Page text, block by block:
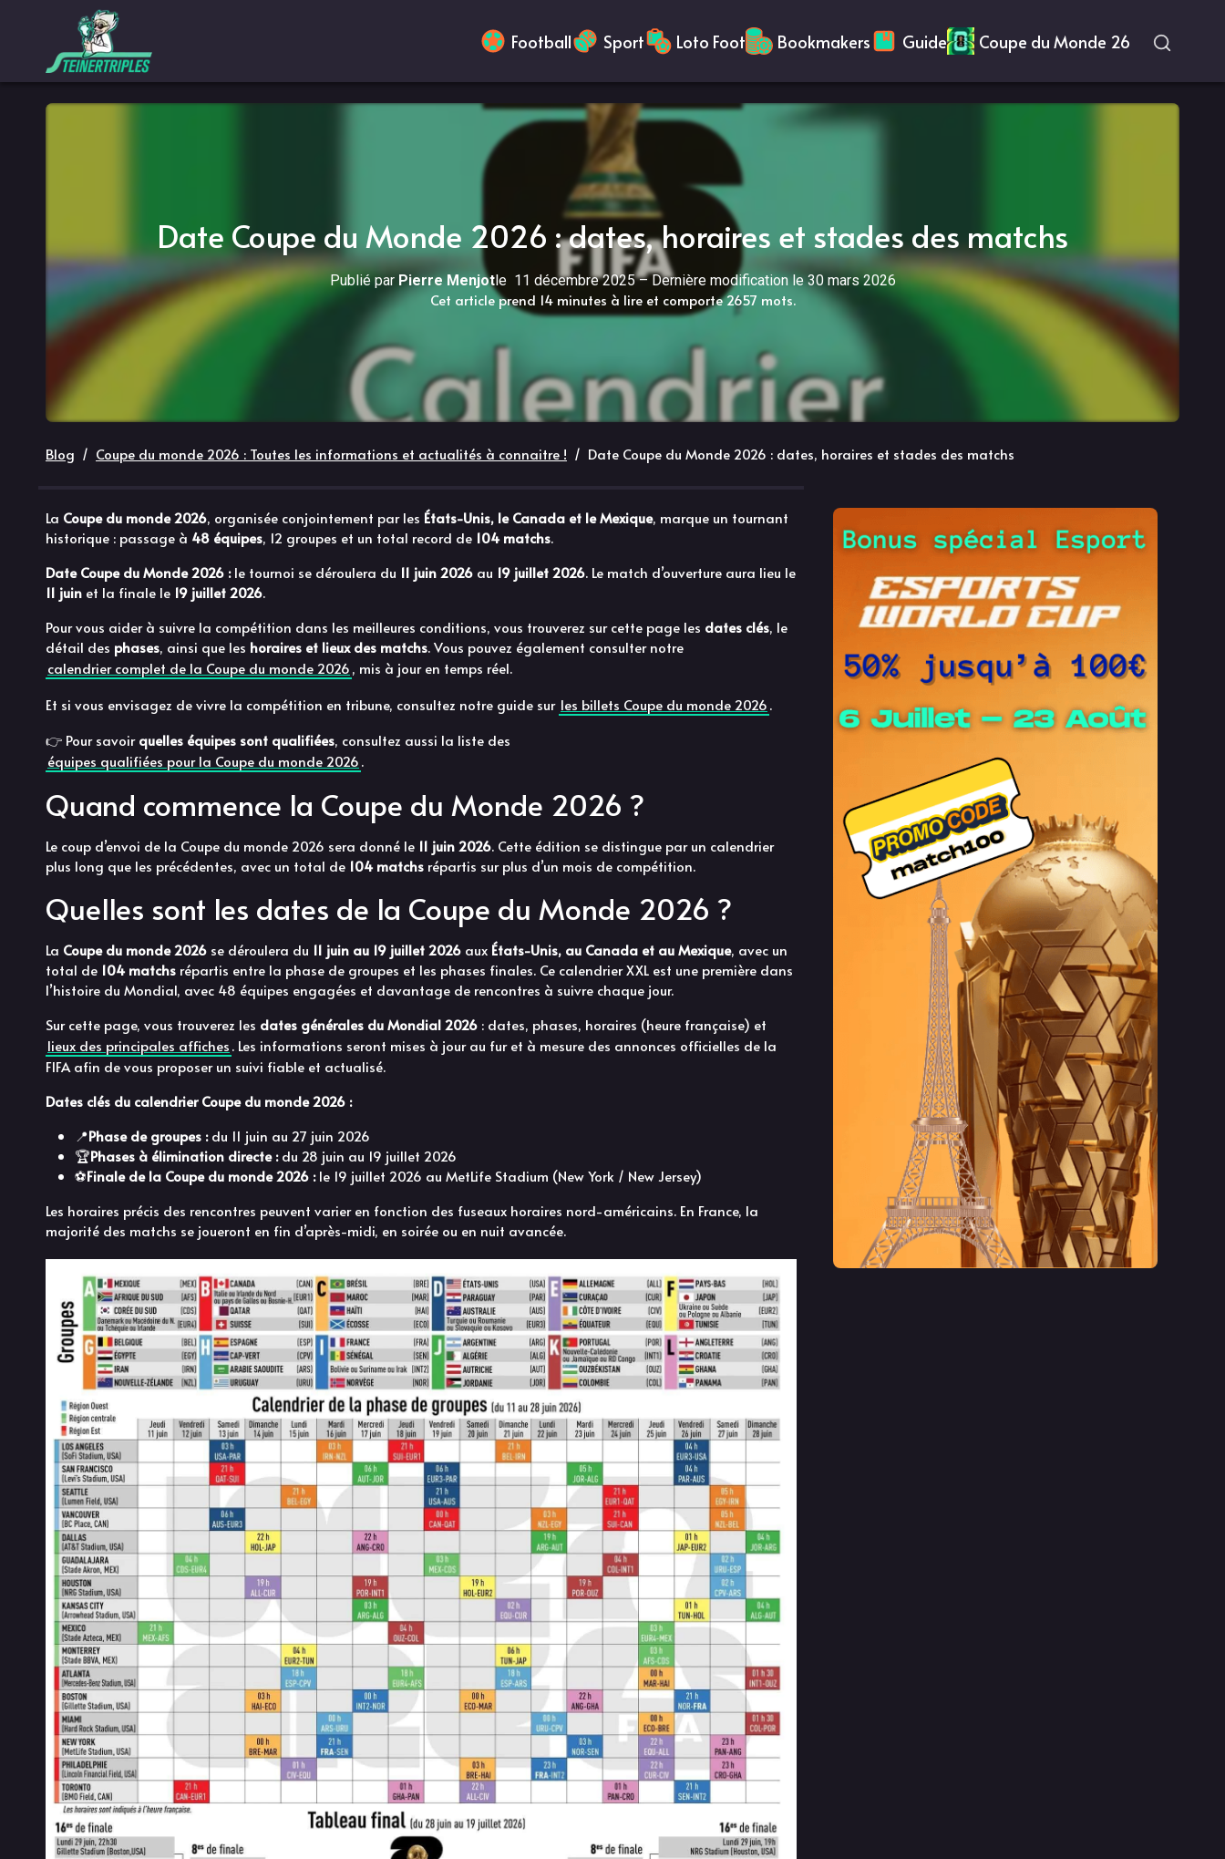
Football Sport Loto Foot Bookmakers Guide Coupe du Monde 26
Date Coupe du Monde 2026 : dates, horaires et stades des matchs
Publié par Pierre Menjotle 11 décembre 2025 –Dernière modification le 30 mars 2026
Cet article prend 14 minutes à lire et comporte 2657 mots.
Blog Coupe du monde 2026 : Toutes les informations et actualités à connaitre ! Date Coupe du Monde 2026 : dates, horaires et stades des matchs
La Coupe du monde 2026, organisée conjointement par les États-Unis, le Canada et le Mexique, marque un tournant
historique : passage à 48 équipes, 12 groupes et un total record de 104 matchs.
Date Coupe du Monde 2026 :le tournoi se déroulera du 11 juin 2026 au 19 juillet 2026. Le match d’ouverture aura lieu le
11 juin et la finale le 19 juillet 2026.
Pour vous aider à suivre la compétition dans les meilleures conditions, vous trouverez sur cette page les dates clés, le
détail des phases, ainsi que les horaires et lieux des matchs. Vous pouvez également consulter notre
calendrier complet de la Coupe du monde 2026, mis à jour en temps réel.
Et si vous envisagez de vivre la compétition en tribune, consultez notre guide sur les billets Coupe du monde 2026.
👉 Pour savoirquelles équipes sont qualifiées, consultez aussi la liste des
équipes qualifiées pour la Coupe du monde 2026.
Quand commence la Coupe du Monde 2026 ?
Le coup d’envoi de la Coupe du monde 2026 sera donné le 11 juin 2026. Cette édition se distingue par un calendrier
plus long que les précédentes, avec un total de 104 matchs répartis sur plus d’un mois de compétition.
Quelles sont les dates de la Coupe du Monde 2026 ?
La Coupe du monde 2026 se déroulera du 11 juin au 19 juillet 2026 aux États-Unis, au Canada et au Mexique, avec un
total de 104 matchs répartis entre la phase de groupes et les phases finales. Ce calendrier XXL est une première dans
l’histoire du Mondial, avec 48 équipes engagées et davantage de rencontres à suivre chaque jour.
Sur cette page, vous trouverez les dates générales du Mondial 2026 : dates, phases, horaires (heure française) et
lieux des principales affiches. Les informations seront mises à jour au fur et à mesure des annonces officielles de la
FIFA afin de vous proposer un suivi fiable et actualisé.
Dates clés du calendrier Coupe du monde 2026 :
📍Phase de groupes :du 11 juin au 27 juin 2026
🏆Phases à élimination directe :du 28 juin au 19 juillet 2026
⚽️Finale de la Coupe du monde 2026 :le 19 juillet 2026 au MetLife Stadium (New York / New Jersey)
Les horaires précis des rencontres peuvent varier en fonction des fuseaux horaires nord-américains. En France, la
majorité des matchs se joueront en fin d’après-midi, en soirée ou en nuit avancée.